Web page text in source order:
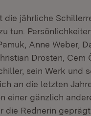
die jährliche
tun.
Anne Weber,
Drosten,
sein Werk und
an die letzten
einer gänzlich
die Rednerin